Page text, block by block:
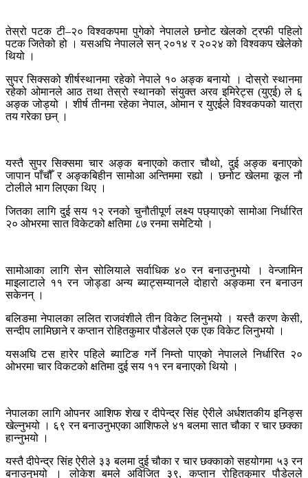
तेस्रो पटक टी–२० विश्वकपमा पुगेको नेपालले छनोट खेलको ट्रफी पहिलो
पटक जितेको हो । यसअघि नेपालले सन् २०१४ र २०२४ को विश्वकप खेलेको
थियो ।
सुपर सिक्सको शीर्षस्थानमा रहेको नेपाले १० अङ्क बनायो । दोस्रो स्थानमा
रहेको ओमानले आठ तथा तेस्रो स्थानको संयुक्त अरव इमिरेट्स (युएई) ले ६
अङ्क जोड्यो । शीर्ष तीनमा रहेका नेपाल, ओमान र युएईले विश्वकपको यात्रा
तय गरेका छन् ।
यस्तै सुपर सिक्समा चार अङ्क बनाएको कतार चौथो, दुई अङ्क बनाएको
जापान पाँचौँ र अङ्कबिहीन सामोआ अन्तिममा रह्यो । छनोट खेलमा कूल नौ
टोलीले भाग लिएका थिए ।
जितका लागि दुई सय १२ रनको चुनौतीपूर्ण लक्ष्य पछ्याएको सामोआ निर्धारित
२० ओभरमा सात विकेटको क्षतिमा ८७ रनमा समेटियो ।
सामोआका लागि सेन सोलियाले सर्वाधिक ४० रन बनाउनुभयो । वेन्जामिन
माइलाटाले ११ रन जोड्डा अन्य ब्याट्सम्यानले दोहारो अङ्कमा रन बनाउन
सकेनन् ।
बलिङमा नेपालका ललित राजवंशीले तीन विकेट लिनुभयो । यस्तै करण केसी,
सन्दीप लामिछाने र कप्तान रोहितकुमार पौडेलले एक एक विकेट लिनुभयो ।
यसअघि टस हारेर पहिले ब्याटिङ गर्ने निम्तो पाएको नेपालले निर्धारित २०
ओभरमा चार विकटको क्षतिमा दुई सय ११ रन बनाएको थियो ।
नेपालका लागि ओपनर आशिफ शेख र दीपेन्द्र सिंह ऐरीले अर्धशतकीय इनिङ्स
खेल्नुभयो । ६९ रन बनाउनुभएका आशिफले ४१ बलमा सात चौका र चार छक्का
हान्नुभयो ।
यस्तै दीपेन्द्र सिंह ऐरीले ३३ बलमा दुई चौका र चार छक्काको सहयोगमा ५३ रन
बनाउनुभयो । लोकेश बमले अविजित ३९, कप्तान रोहितकुमार पौडेलले